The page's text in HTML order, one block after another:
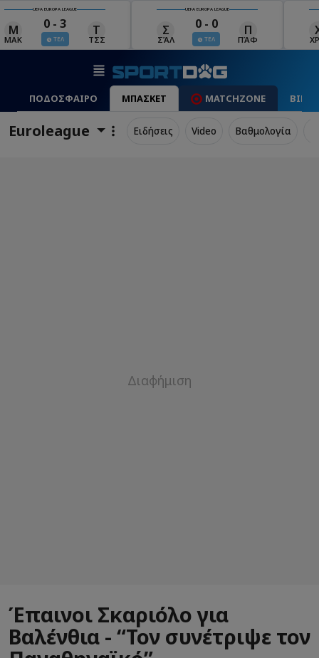
UEFA EUROPA LEAGUE
Σ 0 - 0
ΤΕΛ ΠΆΦ
UEFA EUROPA LEAGUE
ΧΡΆ
0 - 1
ΤΕΛ
Μ
ΜΠΕ ΛΊΝ
ΠΟΔΟΣΦΑΙΡΟ ΜΠΑΣΚΕΤ MATCHZONE
Euroleague Ειδήσεις Video Βαθμολογία
Έπαινοι Σκαριόλο για
Βαλένθια - “Τον συνέτριψε τον